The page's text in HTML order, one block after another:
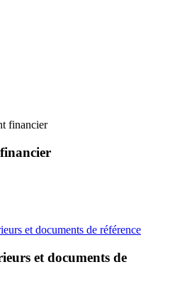
financier
et documents de référence
et documents de